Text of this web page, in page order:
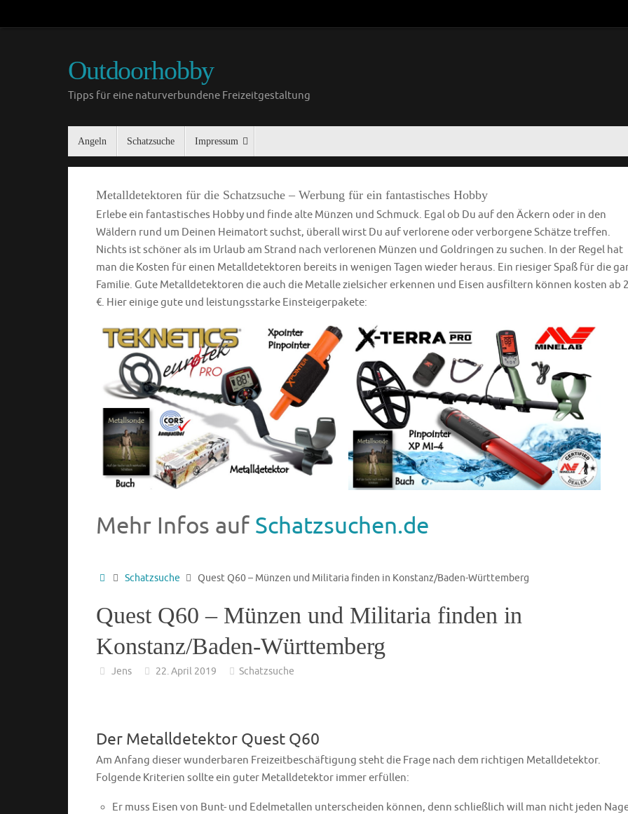
Outdoorhobby
Tipps für eine naturverbundene Freizeitgestaltung
Angeln Schatzsuche Impressum
Metalldetektoren für die Schatzsuche – Werbung für ein fantastisches Hobby
Erlebe ein fantastisches Hobby und finde alte Münzen und Schmuck. Egal ob Du auf den Äckern oder in den
Wäldern rund um Deinen Heimatort suchst, überall wirst Du auf verlorene oder verborgene Schätze treffen.
Nichts ist schöner als im Urlaub am Strand nach verlorenen Münzen und Goldringen zu suchen. In der Regel hat
man die Kosten für einen Metalldetektoren bereits in wenigen Tagen wieder heraus. Ein riesiger Spaß für die
Familie. Gute Metalldetektoren die auch die Metalle zielsicher erkennen und Eisen ausfiltern können kosten ab
€. Hier einige gute und leistungsstarke Einsteigerpakete:
Mehr Infos auf Schatzsuchen.de
Schatzsuche Quest Q60 – Münzen und Militaria finden in Konstanz/Baden-Württemberg
Quest Q60 – Münzen und Militaria finden in
Konstanz/Baden-Württemberg
Jens 22. April 2019 Schatzsuche
Der Metalldetektor Quest Q60
Am Anfang dieser wunderbaren Freizeitbeschäftigung steht die Frage nach dem richtigen Metalldetektor.
Folgende Kriterien sollte ein guter Metalldetektor immer erfüllen:
Er muss Eisen von Bunt- und Edelmetallen unterscheiden können, denn schließlich will man nicht jeden